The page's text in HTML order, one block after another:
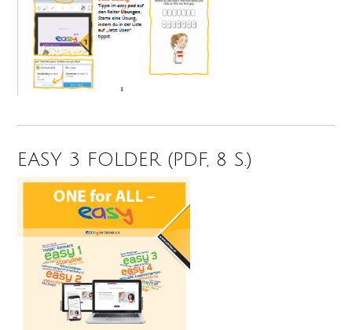
EASY 3 FOLDER (PDF, 8 S.)